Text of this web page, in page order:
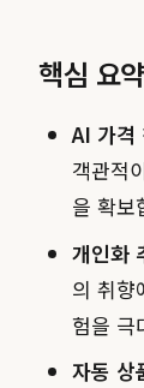
핵심 요
AI 가격
객관적
을 확보
개인화
의 취향
험을 극
자동 상